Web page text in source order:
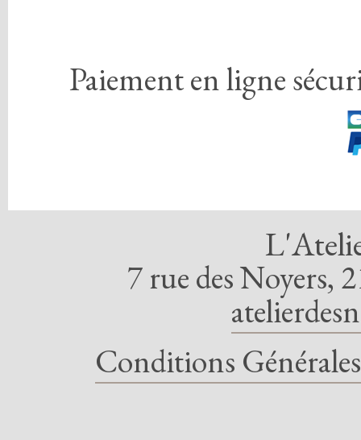
Paiement en ligne
7 rue des Noyers,
Conditions